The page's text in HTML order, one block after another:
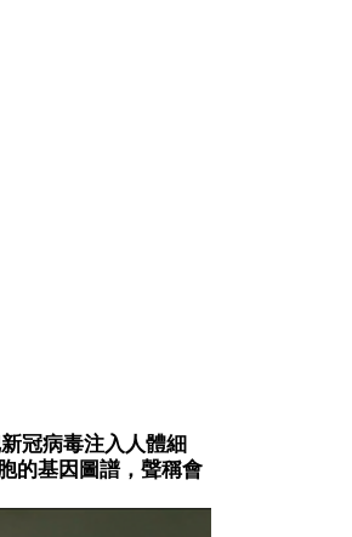
冠病毒注入人體細
的基因圖譜，聲稱會